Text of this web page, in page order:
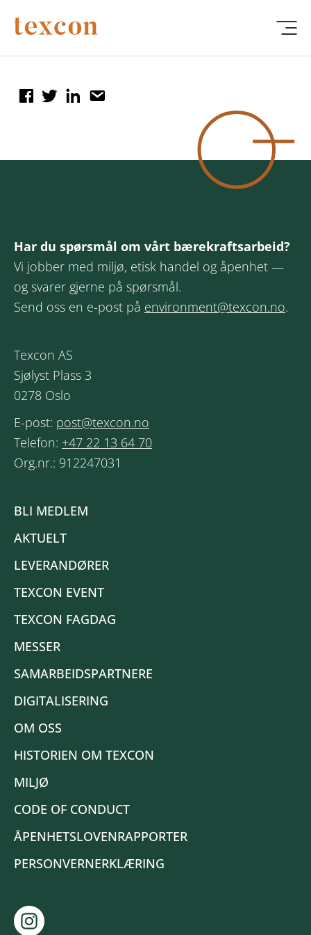
Har du spørsmål om vårt bærekraftsarbeid?
Vi jobber med miljø, etisk handel og åpenhet —
og svarer gjerne på spørsmål.
Send oss en e-post på environment@texcon.no.
Texcon AS
Sjølyst Plass 3
0278 Oslo
E-post: post@texcon.no
Telefon: +47 22 13 64 70
Org.nr.: 912247031
BLI MEDLEM
AKTUELT
LEVERANDØRER
TEXCON EVENT
TEXCON FAGDAG
MESSER
SAMARBEIDSPARTNERE
DIGITALISERING
OM OSS
HISTORIEN OM TEXCON
MILJØ
CODE OF CONDUCT
ÅPENHETSLOVENRAPPORTER
PERSONVERNERKLÆRING